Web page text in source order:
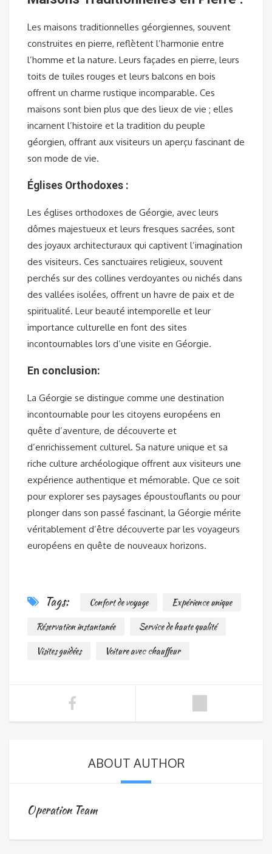
Les maisons traditionnelles géorgiennes, souvent
construites en pierre, reflètent l’harmonie entre
l’homme et la nature. Leurs façades en pierre, leurs
toits de tuiles rouges et leurs balcons en bois
offrent un charme rustique incomparable. Ces
maisons sont bien plus que des lieux de vie ; elles
incarnent l’histoire et la tradition du peuple
géorgien, offrant aux visiteurs un aperçu fascinant de
son mode de vie.
Églises Orthodoxes :
Les églises orthodoxes de Géorgie, avec leurs
dômes majestueux et leurs fresques sacrées, sont
des joyaux architecturaux qui captivent l’imagination
des visiteurs. Ces sanctuaires religieux, souvent
perchés sur des collines verdoyantes ou nichés dans
des vallées isolées, offrent un havre de paix et de
spiritualité. Leur beauté intemporelle et leur
importance culturelle en font des sites
incontournables lors d’une visite en Géorgie.
En conclusion:
La Géorgie se distingue comme une destination
incontournable pour les citoyens européens en
quête d’aventure, de découverte et
d’enrichissement culturel. Sa nature unique et sa
riche culture archéologique offrent aux visiteurs une
expérience authentique et mémorable. Que ce soit
pour explorer ses paysages époustouflants ou pour
plonger dans son passé fascinant, la Géorgie mérite
véritablement d’être découverte par les voyageurs
européens en quête de nouveaux horizons.
Tags: Confort de voyage
Expérience unique
Réservation instantanée
Service de haute qualité
Visites guidées
Voiture avec chauffeur
ABOUT AUTHOR
Operation Team